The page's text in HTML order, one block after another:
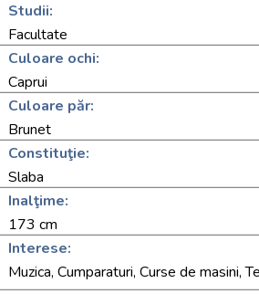
Studii:
Facultate
Culoare ochi:
Caprui
Culoare păr:
Brunet
Constituţie:
Slaba
Inalţime:
173 cm
Interese:
Muzica, Cumparaturi, Curse de masini,